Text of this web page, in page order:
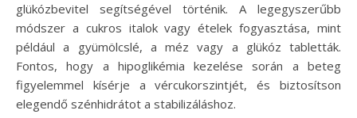
glükózbevitel segítségével történik. A legegyszerűbb
módszer a cukros italok vagy ételek fogyasztása, mint
például a gyümölcslé, a méz vagy a glükóz tabletták.
Fontos, hogy a hipoglikémia kezelése során a beteg
figyelemmel kísérje a vércukorszintjét, és biztosítson
elegendő szénhidrátot a stabilizáláshoz.